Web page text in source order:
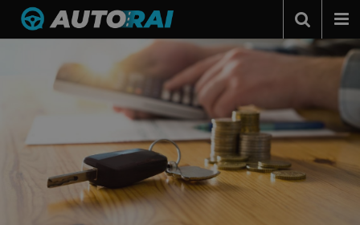
Podcast
Automerken
Adverteren
Contact